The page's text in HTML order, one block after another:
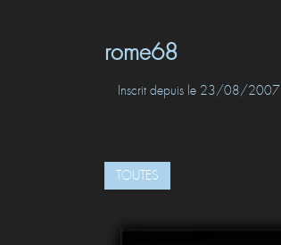
rome68
Inscrit depuis le 23/08/2007
TOUTES